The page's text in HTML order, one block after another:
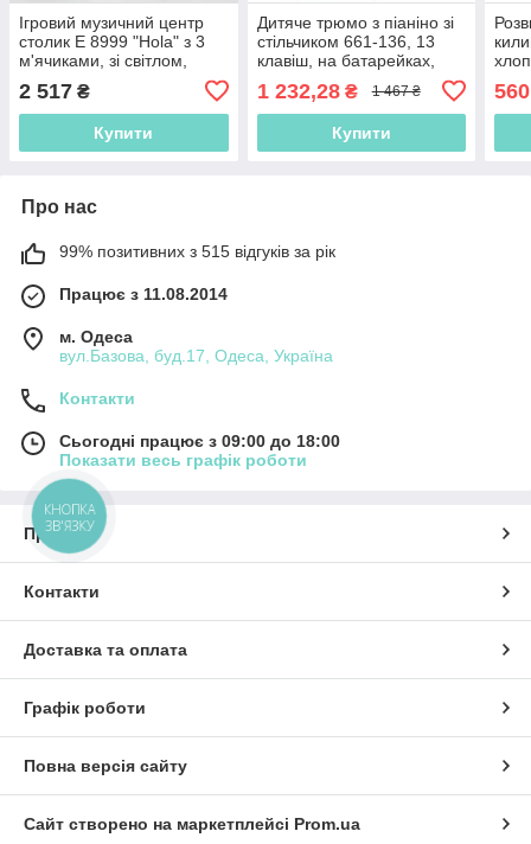
Ігровий музичний центр
столик Е 8999 "Hola" з 3
м'ячиками, зі світлом,
2 517 ₴
Купити
Дитяче трюмо з піаніно зі
стільчиком 661-136, 13
клавіш, на батарейках,
1 232,28₴ 1 467 ₴
Купити
Про нас
99% позитивних з 515 відгуків за рік
Працює з 11.08.2014
м. Одеса
вул.Базова, буд.17, Одеса, Україна
Контакти
Сьогодні працює з 09:00 до 18:00
Показати весь графік роботи
Про нас
Контакти
Доставка та оплата
Графік роботи
Повна версія сайту
Сайт створено на маркетплейсі Prom.ua
КНОПКА
ЗВ'ЯЗКУ